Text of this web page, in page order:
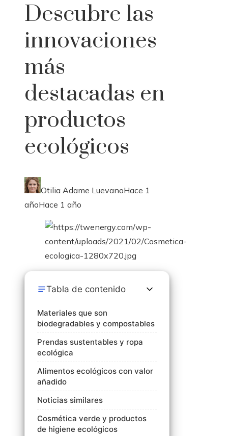
Descubre las
innovaciones
más
destacadas en
productos
ecológicos
Otilia Adame LuevanoHace 1
añoHace 1 año
Tabla de contenido
Materiales que son
biodegradables y compostables
Prendas sustentables y ropa
ecológica
Alimentos ecológicos con valor
añadido
Noticias similares
Cosmética verde y productos
de higiene ecológicos